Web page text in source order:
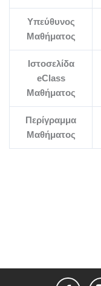
Υπεύθυνος
Μαθήματος
Ιστοσελίδα
eClass
Μαθήματος
Περίγραμμα
Μαθήματος